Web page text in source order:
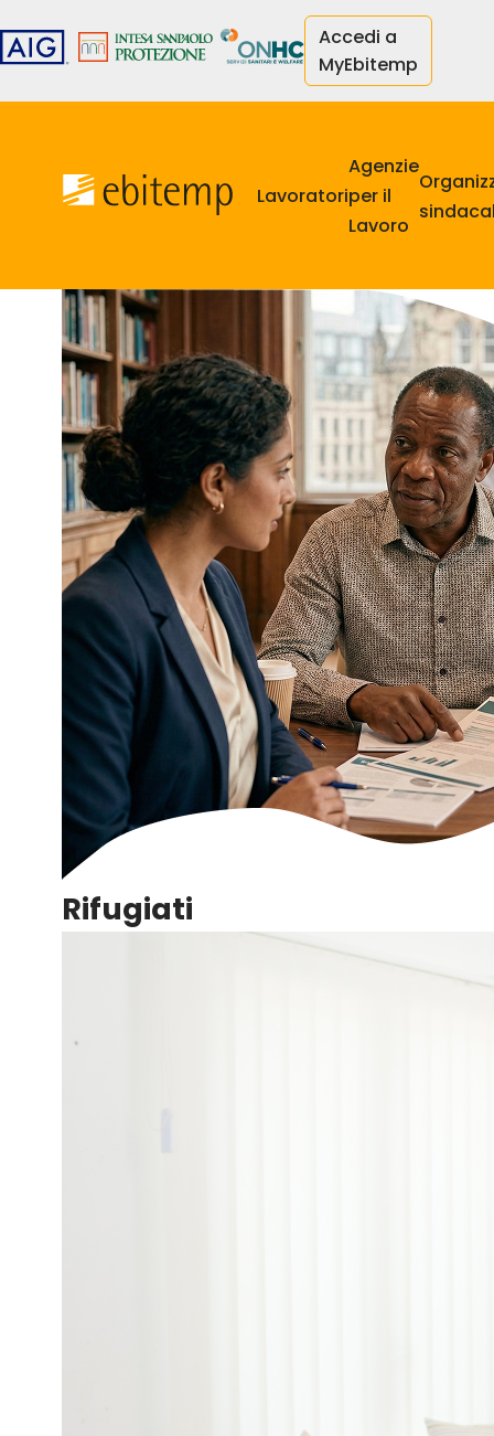
au
contenu
principal
Accedi a
MyEbitemp
principale
Lavoratori
Agenzie
per il
Lavoro
Rifugiati